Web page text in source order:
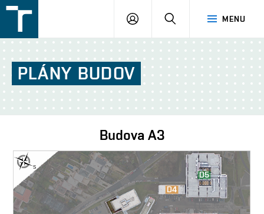
v
Brně
MENU
PŘIHLÁŠENÍ
PLÁNY BUDOV
Budova A3